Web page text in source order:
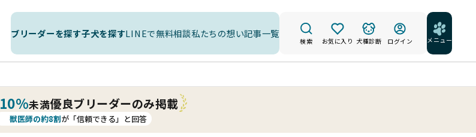
ブリーダーを探す子犬を探すLINEで無料相談私たちの想い記事一覧
検索 お気に入り 犬種診断 ログイン メニュー
10%未満優良ブリーダーのみ掲載
獣医師の約8割が「信頼できる」と回答